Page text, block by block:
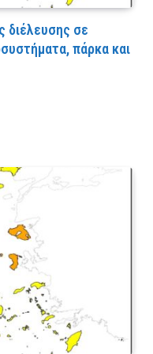
διέλευσης σε
πάρκα και